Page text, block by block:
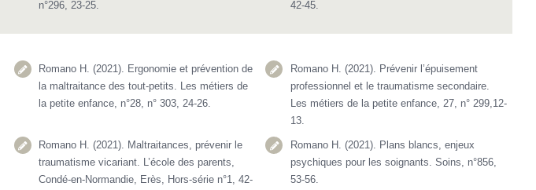
n°296, 23-25.
42-45.
Romano H. (2021). Ergonomie et prévention de
la maltraitance des tout-petits. Les métiers de
la petite enfance, n°28, n° 303, 24-26.
Romano H. (2021). Prévenir l’épuisement
professionnel et le traumatisme secondaire.
Les métiers de la petite enfance, 27, n° 299,12-
13.
Romano H. (2021). Maltraitances, prévenir le
traumatisme vicariant. L’école des parents,
Condé-en-Normandie, Erès, Hors-série n°1, 42-
Romano H. (2021). Plans blancs, enjeux
psychiques pour les soignants. Soins, n°856,
53-56.